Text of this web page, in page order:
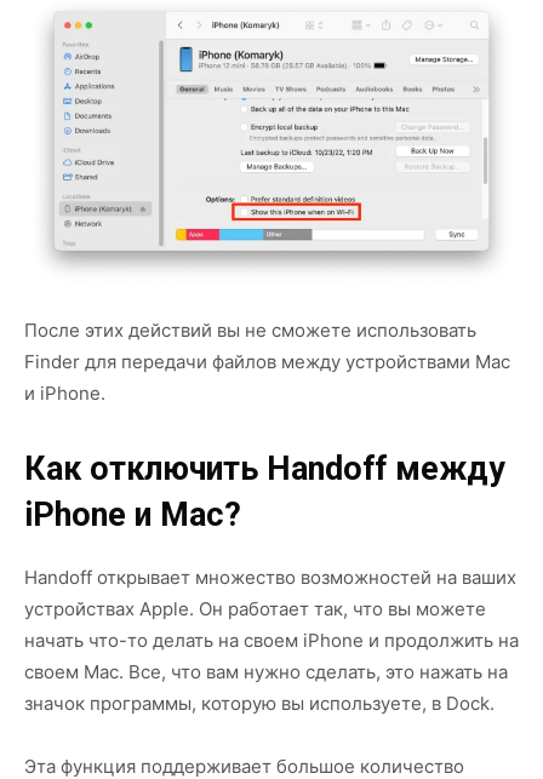
После этих действий вы не сможете использовать
Finder для передачи файлов между устройствами Mac
и iPhone.
Как отключить Handoff между
iPhone и Mac?
Handoff открывает множество возможностей на ваших
устройствах Apple. Он работает так, что вы можете
начать что-то делать на своем iPhone и продолжить на
своем Mac. Все, что вам нужно сделать, это нажать на
значок программы, которую вы используете, в Dock.
Эта функция поддерживает большое количество